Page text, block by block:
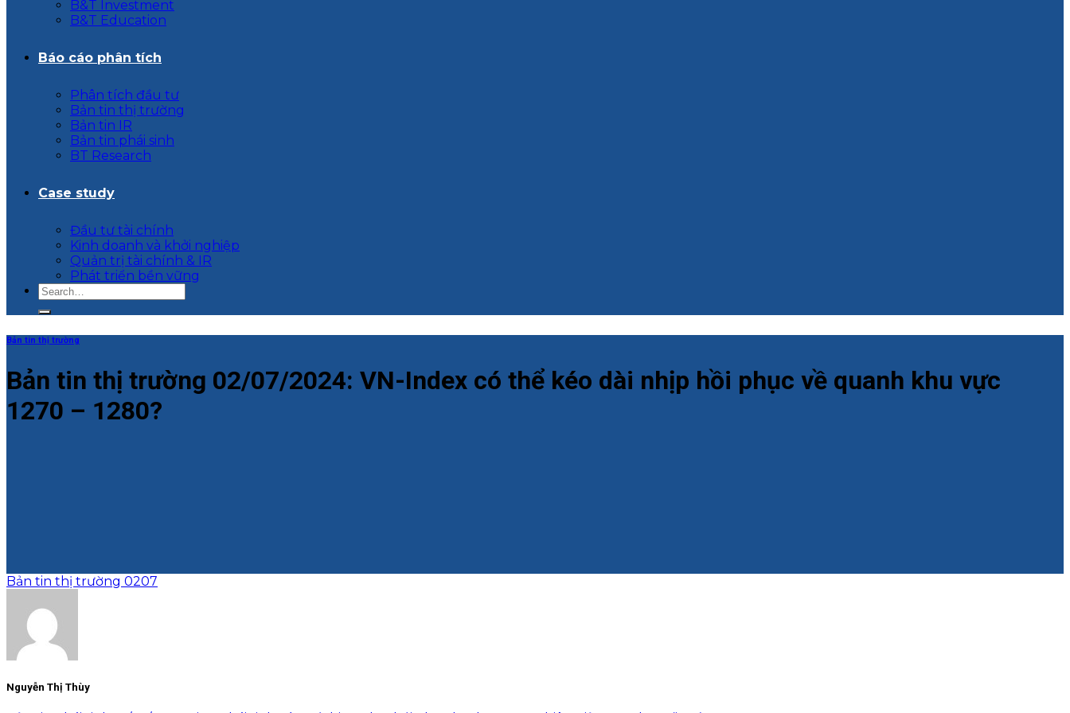
B&T Investment
B&T Education
Báo cáo phân tích
Phân tích đầu tư
Bản tin thị trường
Bản tin IR
Bản tin phái sinh
BT Research
Case study
Đầu tư tài chính
Kinh doanh và khởi nghiệp
Quản trị tài chính & IR
Phát triển bền vững
Bản tin thị trường
Bản tin thị trường 02/07/2024: VN-Index có thể kéo dài nhịp hồi phục về quanh khu vực
1270 – 1280?
Bản tin thị trường 0207
Nguyễn Thị Thùy